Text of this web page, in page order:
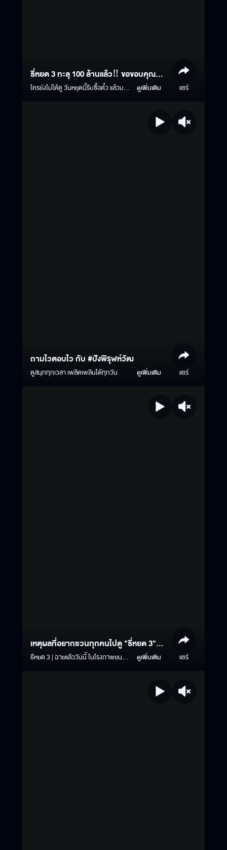
ธี่หยด 3 ทะลุ 100 ล้านแล้ว‼️ ขอขอบคุณทุก
แรงสนับสนุน ลุยกันต่อ??
ใครยังไม่ได้ดู วันหยุดนี้รีบซื้อตั๋ว แล้วมา
ดูเพิ่มเติม แชร์
ถามไวตอบไว กับ #ปังพิรุฬห์วัฒ
ดูสนุกทุกเวลา เพลิดเพลินได้ทุกวัน ดูเพิ่มเติม แชร์
เหตุผลที่อยากชวนทุกคนไปดู "ธี่หยด 3"
แล้ววันหยุดนี้เจอกันที่โรงภาพยนตร์นะ
ธี่หยด 3 | ฉายแล้ววันนี้ ในโรงภาพยนตร์
ดูเพิ่มเติม แชร์